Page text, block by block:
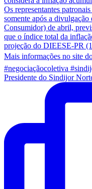
Presidente do Sindijor